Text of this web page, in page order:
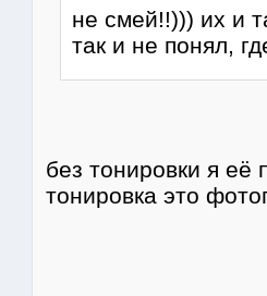
не смей!!))) их и
так и не понял,
без тонировки я её
тонировка это